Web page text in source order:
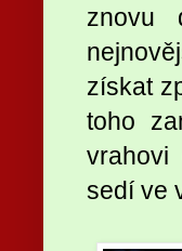
znovu
získat
toho
vrahovi
sedí ve